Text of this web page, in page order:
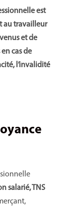
est
au travailleur
et de
cas de
l’invalidité
salarié, TNS